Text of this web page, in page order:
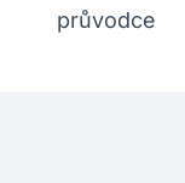
průvodce